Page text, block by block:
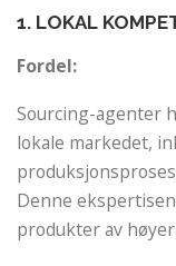
1. LOKAL
Fordel:
Sourcing-agenter
lokale markedet,
Denne
produkter av